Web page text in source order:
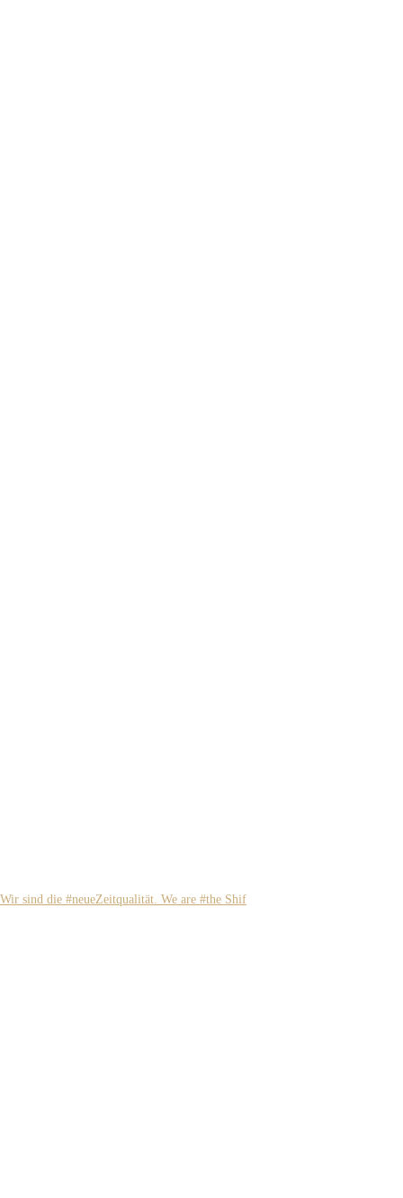
Wir sind die #neueZeitqualität. We are #the Shif